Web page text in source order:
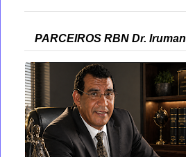
PARCEIROS RBN Dr. Iruman